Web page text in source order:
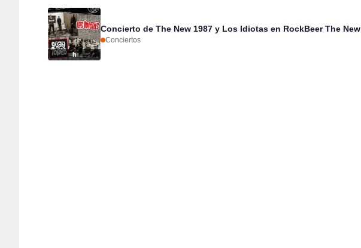
h
Concierto de The New 1987 y Los Idiotas en RockBeer The New
Conciertos